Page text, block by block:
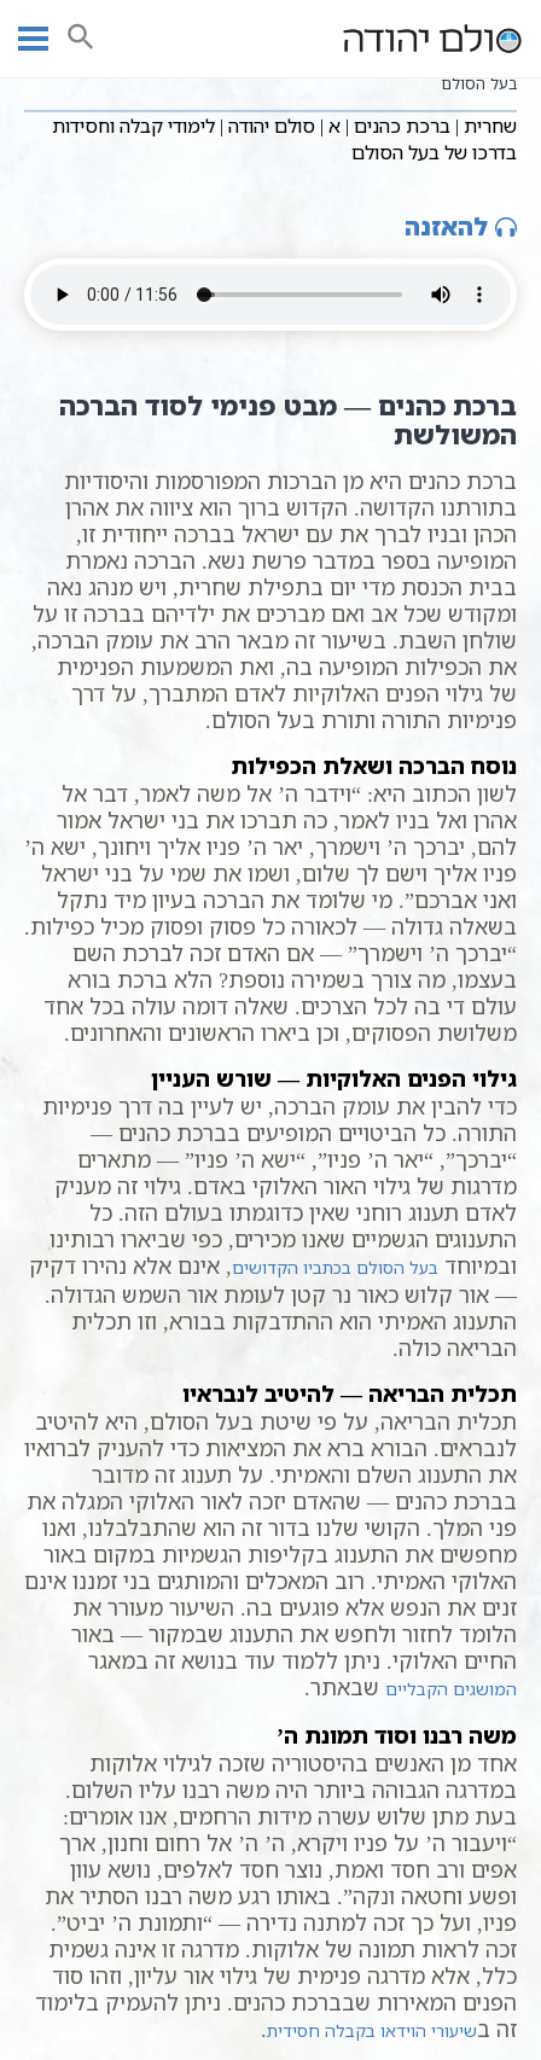
content
עמוד ראשי שיעורי וידאו
שחרית | ברכת כהנים | א | סולם יהודה | לימודי קבלה וחסידות בדרכו של
בעל הסולם
שחרית | ברכת כהנים | א | סולם יהודה | לימודי קבלה וחסידות
בדרכו של בעל הסולם
להאזנה
ברכת כהנים — מבט פנימי לסוד הברכה
המשולשת
ברכת כהנים היא מן הברכות המפורסמות והיסודיות
בתורתנו הקדושה. הקדוש ברוך הוא ציווה את אהרן
הכהן ובניו לברך את עם ישראל בברכה ייחודית זו,
המופיעה בספר במדבר פרשת נשא. הברכה נאמרת
בבית הכנסת מדי יום בתפילת שחרית, ויש מנהג נאה
ומקודש שכל אב ואם מברכים את ילדיהם בברכה זו על
שולחן השבת. בשיעור זה מבאר הרב את עומק הברכה,
את הכפילות המופיעה בה, ואת המשמעות הפנימית
של גילוי הפנים האלוקיות לאדם המתברך, על דרך
פנימיות התורה ותורת בעל הסולם.
נוסח הברכה ושאלת הכפילות
לשון הכתוב היא: “וידבר ה’ אל משה לאמר, דבר אל
אהרן ואל בניו לאמר, כה תברכו את בני ישראל אמור
להם, יברכך ה’ וישמרך, יאר ה’ פניו אליך ויחונך, ישא ה’
פניו אליך וישם לך שלום, ושמו את שמי על בני ישראל
ואני אברכם”. מי שלומד את הברכה בעיון מיד נתקל
בשאלה גדולה — לכאורה כל פסוק ופסוק מכיל כפילות.
“יברכך ה’ וישמרך” — אם האדם זכה לברכת השם
בעצמו, מה צורך בשמירה נוספת? הלא ברכת בורא
עולם די בה לכל הצרכים. שאלה דומה עולה בכל אחד
משלושת הפסוקים, וכן ביארו הראשונים והאחרונים.
גילוי הפנים האלוקיות — שורש העניין
כדי להבין את עומק הברכה, יש לעיין בה דרך פנימיות
התורה. כל הביטויים המופיעים בברכת כהנים —
“יברכך”, “יאר ה’ פניו”, “ישא ה’ פניו” — מתארים
מדרגות של גילוי האור האלוקי באדם. גילוי זה מעניק
לאדם תענוג רוחני שאין כדוגמתו בעולם הזה. כל
התענוגים הגשמיים שאנו מכירים, כפי שביארו רבותינו
ובמיוחד בעל הסולם בכתביו הקדושים, אינם אלא נהירו דקיק
— אור קלוש כאור נר קטן לעומת אור השמש הגדולה.
התענוג האמיתי הוא ההתדבקות בבורא, וזו תכלית
הבריאה כולה.
תכלית הבריאה — להיטיב לנבראיו
תכלית הבריאה, על פי שיטת בעל הסולם, היא להיטיב
לנבראים. הבורא ברא את המציאות כדי להעניק לברואיו
את התענוג השלם והאמיתי. על תענוג זה מדובר
בברכת כהנים — שהאדם יזכה לאור האלוקי המגלה את
פני המלך. הקושי שלנו בדור זה הוא שהתבלבלנו, ואנו
מחפשים את התענוג בקליפות הגשמיות במקום באור
האלוקי האמיתי. רוב המאכלים והמותגים בני זמננו אינם
זנים את הנפש אלא פוגעים בה. השיעור מעורר את
הלומד לחזור ולחפש את התענוג שבמקור — באור
החיים האלוקי. ניתן ללמוד עוד בנושא זה במאגר
המושגים הקבליים שבאתר.
משה רבנו וסוד תמונת ה’
אחד מן האנשים בהיסטוריה שזכה לגילוי אלוקות
במדרגה הגבוהה ביותר היה משה רבנו עליו השלום.
בעת מתן שלוש עשרה מידות הרחמים, אנו אומרים:
“ויעבור ה’ על פניו ויקרא, ה’ ה’ אל רחום וחנון, ארך
אפים ורב חסד ואמת, נוצר חסד לאלפים, נושא עוון
ופשע וחטאה ונקה”. באותו רגע משה רבנו הסתיר את
פניו, ועל כך זכה למתנה נדירה — “ותמונת ה’ יביט”.
זכה לראות תמונה של אלוקות. מדרגה זו אינה גשמית
כלל, אלא מדרגה פנימית של גילוי אור עליון, וזהו סוד
הפנים המאירות שבברכת כהנים. ניתן להעמיק בלימוד
זה בשיעורי הוידאו בקבלה חסידית.